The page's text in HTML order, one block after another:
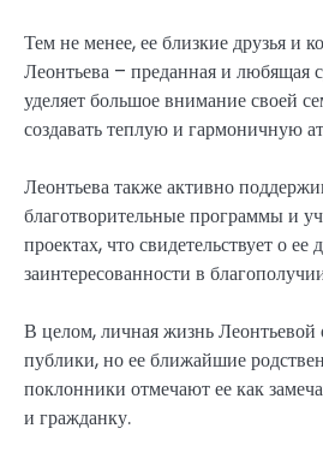
Тем не менее, ее близкие друзья и
Леонтьева – преданная и любящая
уделяет большое внимание своей
создавать теплую и гармоничную
Леонтьева также активно
благотворительные программы и
проектах, что свидетельствует о
заинтересованности в
В целом, личная жизнь Леонтьевой
публики, но ее ближайшие
поклонники отмечают ее как
и гражданку.